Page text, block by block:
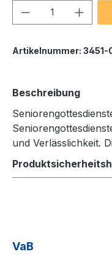
Produkt
Artikelnummer: 3451-
Beschreibung
und Verlässlichkeit.
VaB